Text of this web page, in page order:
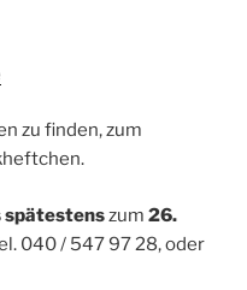
zu finden, zum
spätestenszum 26.
040 / 547 97 28, oder